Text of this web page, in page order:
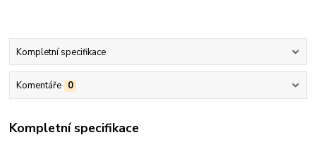
Kompletní specifikace
Komentáře 0
Kompletní specifikace